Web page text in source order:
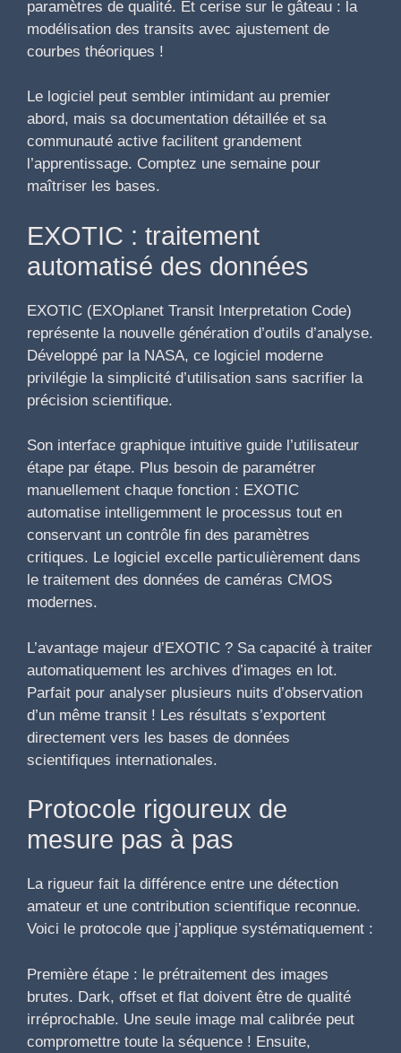
paramètres de qualité. Et cerise sur le gâteau : la
modélisation des transits avec ajustement de
courbes théoriques !
Le logiciel peut sembler intimidant au premier
abord, mais sa documentation détaillée et sa
communauté active facilitent grandement
l’apprentissage. Comptez une semaine pour
maîtriser les bases.
EXOTIC : traitement
automatisé des données
EXOTIC (EXOplanet Transit Interpretation Code)
représente la nouvelle génération d’outils d’analyse.
Développé par la NASA, ce logiciel moderne
privilégie la simplicité d’utilisation sans sacrifier la
précision scientifique.
Son interface graphique intuitive guide l’utilisateur
étape par étape. Plus besoin de paramétrer
manuellement chaque fonction : EXOTIC
automatise intelligemment le processus tout en
conservant un contrôle fin des paramètres
critiques. Le logiciel excelle particulièrement dans
le traitement des données de caméras CMOS
modernes.
L’avantage majeur d’EXOTIC ? Sa capacité à traiter
automatiquement les archives d’images en lot.
Parfait pour analyser plusieurs nuits d’observation
d’un même transit ! Les résultats s’exportent
directement vers les bases de données
scientifiques internationales.
Protocole rigoureux de
mesure pas à pas
La rigueur fait la différence entre une détection
amateur et une contribution scientifique reconnue.
Voici le protocole que j’applique systématiquement :
Première étape : le prétraitement des images
brutes. Dark, offset et flat doivent être de qualité
irréprochable. Une seule image mal calibrée peut
compromettre toute la séquence ! Ensuite,